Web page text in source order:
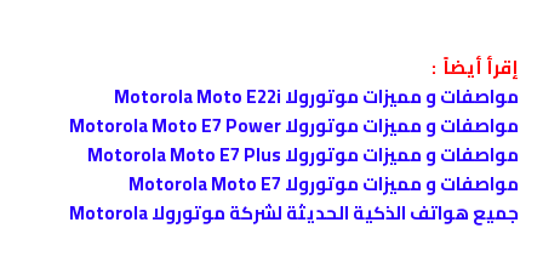
إقرأ أيضاً :
مواصفات و مميزات موتورولا Motorola Moto E22i
مواصفات و مميزات موتورولا Motorola Moto E7 Power
مواصفات و مميزات موتورولا Motorola Moto E7 Plus
مواصفات و مميزات موتورولا Motorola Moto E7
جميع هواتف الذكية الحديثة لشركة موتورولا Motorola